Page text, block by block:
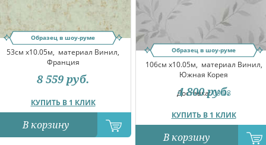
Образец в шоу-руме
53см x10.05м, материал Винил,
Франция
КУПИТЬ В 1 КЛИК
8 559 руб.
В корзину
Образец в шоу-руме
106см x10.05м, материал Винил,
Южная Корея
Доставка:09.08
КУПИТЬ В 1 КЛИК
4 800 руб.
В корзину